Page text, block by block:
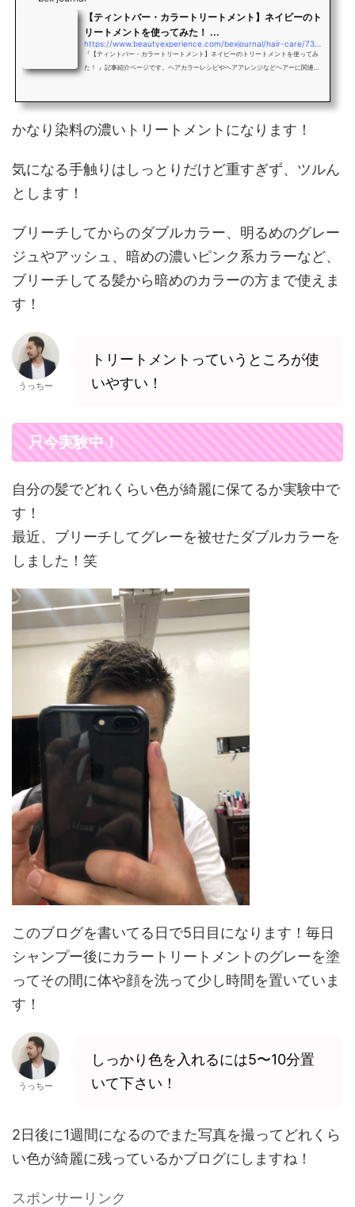
【ティントバー・カラートリートメント】ネイビーのト
リートメントを使ってみた！ ...
『【ティントバー・カラートリートメント】ネイビーのトリートメントを使ってみ
た！ 』記事紹介ページです。ヘアカラーレシピやヘアアレンジなどヘアーに関連し
かなり染料の濃いトリートメントになります！
気になる手触りはしっとりだけど重すぎず、ツルん
とします！
ブリーチしてからのダブルカラー、明るめのグレー
ジュやアッシュ、暗めの濃いピンク系カラーなど、
ブリーチしてる髪から暗めのカラーの方まで使えま
す！
うっちー
トリートメントっていうところが使
いやすい！
只今実験中！
自分の髪でどれくらい色が綺麗に保てるか実験中で
す！
最近、ブリーチしてグレーを被せたダブルカラーを
しました！笑
このブログを書いてる日で5日目になります！毎日
シャンプー後にカラートリートメントのグレーを塗
ってその間に体や顔を洗って少し時間を置いていま
す！
うっちー
しっかり色を入れるには5〜10分置
いて下さい！
2日後に1週間になるのでまた写真を撮ってどれくら
い色が綺麗に残っているかブログにしますね！
スポンサーリンク